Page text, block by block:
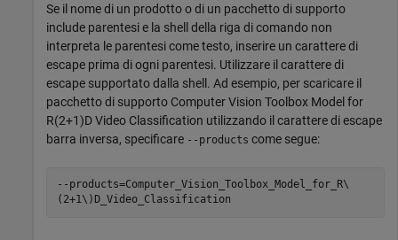
Se il nome di un prodotto o di un pacchetto di supporto
include parentesi e la shell della riga di comando non
interpreta le parentesi come testo, inserire un carattere di
escape prima di ogni parentesi. Utilizzare il carattere di
escape supportato dalla shell. Ad esempio, per scaricare il
pacchetto di supporto Computer Vision Toolbox Model for
R(2+1)D Video Classification utilizzando il carattere di escape
barra inversa, specificare --products come segue:
--products=Computer_Vision_Toolbox_Model_for_R\
(2+1\)D_Video_Classification